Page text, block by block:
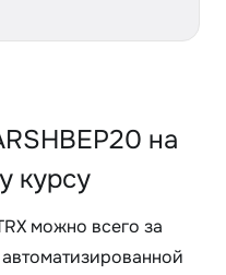
на
курсу
можно всего за